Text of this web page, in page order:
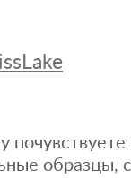
образцы,